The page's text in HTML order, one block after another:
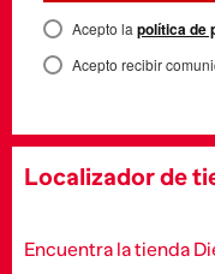
Acepto la política de
Acepto recibir
Localizador de
Encuentra la tienda